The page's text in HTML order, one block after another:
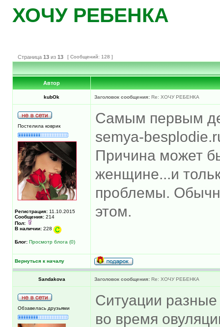
ХОЧУ РЕБЕНКА
Страница 13 из 13 [ Сообщений: 128 ]
Автор
kubOk Заголовок сообщения: Re: ХОЧУ РЕБЕНКА
Постелила коврик
Регистрация: 11.10.2015
Сообщения: 214
Пол:
В наличии: 228
Блог: Просмотр блога (0)
Самым первым
semya-
Причина может
женщине...и
проблемы.
этом.
Вернуться к началу
Sandakova Заголовок сообщения: Re: ХОЧУ РЕБЕНКА
Обзавелась друзьями
Ситуации
во время